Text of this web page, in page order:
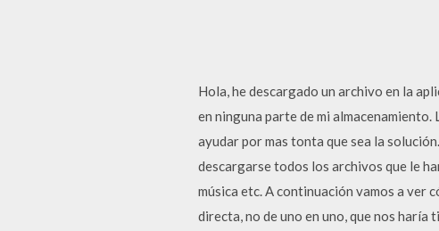
Hola, he descargado un archivo en la
en ninguna parte de mi
ayudar por mas tonta que sea la
descargarse todos los archivos que le
música etc. A continuación vamos a ver
directa, no de uno en uno, que nos